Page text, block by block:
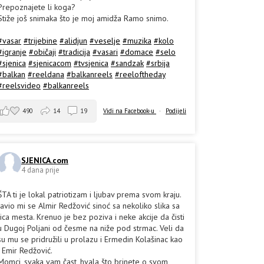
li koga?
još snimaka što je moj amidža Ramo snimo.
#trijebine #alidjun #veselje #muzika #kolo
#običaji #tradicija #vasari #domace #selo
#sjenicacom #tvsjenica #sandzak #srbija
#reeldana #balkanreels #reeloftheday
#balkanreels
Vidi na Facebook-u · Podijeli
490 14 19
SJENICA.com
4 dana prije
ti je lokal patriotizam i ljubav prema svom kraju.
mi se Almir Redžović sinoć sa nekoliko slika sa
mesta. Krenuo je bez poziva i neke akcije da čisti
Dugoj Poljani od česme na niže pod strmac. Veli da
mu se pridružili u prolazu i Ermedin Kolašinac kao
Redžović.
svaka vam čast, hvala što brinete o svom